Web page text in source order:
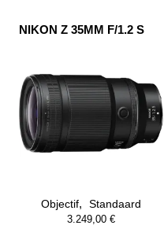
NIKON Z 35MM F/1.2 S
Objectif,
Standaard
3.249,00 €